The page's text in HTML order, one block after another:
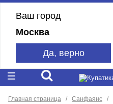
Ваш город
Москва
Да, верно
Главная страница Санфаянс